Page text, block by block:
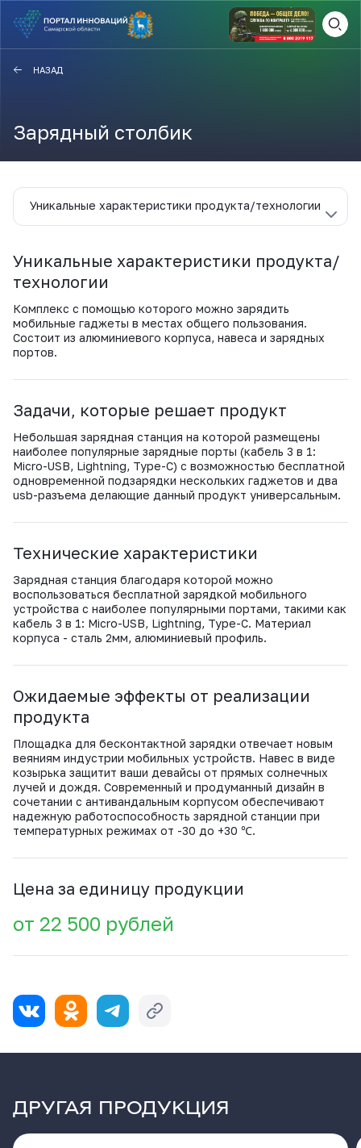
НАЗАД
Зарядный столбик
Уникальные характеристики продукта/технологии
Уникальные характеристики продукта/
технологии
Комплекс с помощью которого можно зарядить
мобильные гаджеты в местах общего пользования.
Состоит из алюминиевого корпуса, навеса и зарядных
портов.
Задачи, которые решает продукт
Небольшая зарядная станция на которой размещены
наиболее популярные зарядные порты (кабель 3 в 1:
Micro-USB, Lightning, Type-C) с возможностью бесплатной
одновременной подзарядки нескольких гаджетов и два
usb-разъема делающие данный продукт универсальным.
Технические характеристики
Зарядная станция благодаря которой можно
воспользоваться бесплатной зарядкой мобильного
устройства с наиболее популярными портами, такими как
кабель 3 в 1: Micro-USB, Lightning, Type-C. Материал
корпуса - сталь 2мм, алюминиевый профиль.
Ожидаемые эффекты от реализации
продукта
Площадка для бесконтактной зарядки отвечает новым
веяниям индустрии мобильных устройств. Навес в виде
козырька защитит ваши девайсы от прямых солнечных
лучей и дождя. Современный и продуманный дизайн в
сочетании с антивандальным корпусом обеспечивают
надежную работоспособность зарядной станции при
температурных режимах от -30 до +30 ℃.
Цена за единицу продукции
от 22 500 рублей
ДРУГАЯ ПРОДУКЦИЯ
Анонсы публикаций
Новости компании
ЗАКРЫТЬ
ВАМ СЮДА
ПОЛЕЗНЫЕ СТАТЬИ И
ПОДПИСЫВАЙТЕСЬ
Телеграм